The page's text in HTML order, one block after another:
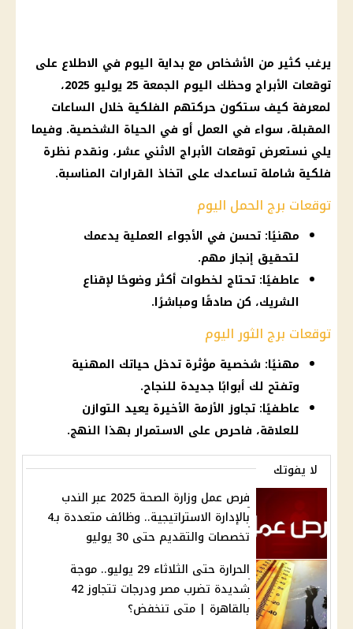
يرغب كثير من الأشخاص مع بداية اليوم في الاطلاع على
توقعات الأبراج وحظك اليوم الجمعة 25 يوليو 2025،
لمعرفة كيف ستكون حركتهم الفلكية خلال الساعات
المقبلة، سواء في العمل أو في الحياة الشخصية. وفيما
يلي نستعرض توقعات الأبراج الاثني عشر، ونقدم نظرة
فلكية شاملة تساعدك على اتخاذ القرارات المناسبة.
توقعات برج الحمل اليوم
مهنيًا: تحسن في الأجواء العملية يدعمك
لتحقيق إنجاز مهم.
عاطفيًا: تحتاج لخطوات أكثر وضوحًا لإقناع
الشريك، كن صادقًا ومباشرًا.
توقعات برج الثور اليوم
مهنيًا: شخصية مؤثرة تدخل حياتك المهنية
وتفتح لك أبوابًا جديدة للنجاح.
عاطفيًا: تجاوز الأزمة الأخيرة يعيد التوازن
للعلاقة، فاحرص على الاستمرار بهذا النهج.
لا يفوتك
فرص عمل وزارة الصحة 2025 عبر الندب
بالإدارة الاستراتيجية.. وظائف متعددة بـ4
تخصصات والتقديم حتى 30 يوليو
الحرارة حتى الثلاثاء 29 يوليو.. موجة
شديدة تضرب مصر ودرجات تتجاوز 42
بالقاهرة | متى تنخفض؟